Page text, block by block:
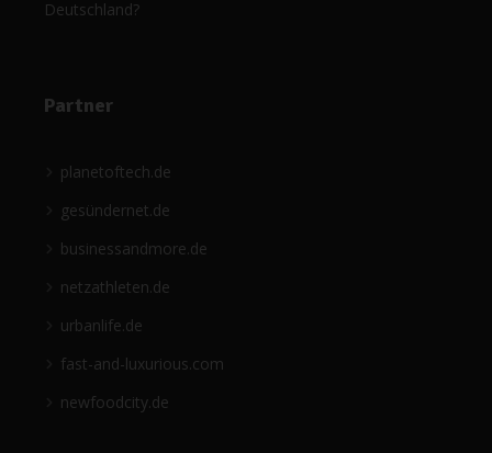
Deutschland?
Partner
planetoftech.de
gesündernet.de
businessandmore.de
netzathleten.de
urbanlife.de
fast-and-luxurious.com
newfoodcity.de